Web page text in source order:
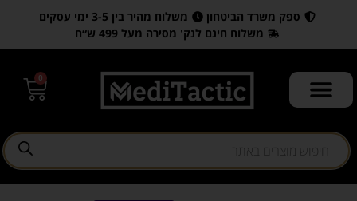
ספק משרד הביטחון
משלוח מהיר בין 3-5 ימי עסקים
משלוח חינם לנק' מסירה מעל 499 ש״ח
0